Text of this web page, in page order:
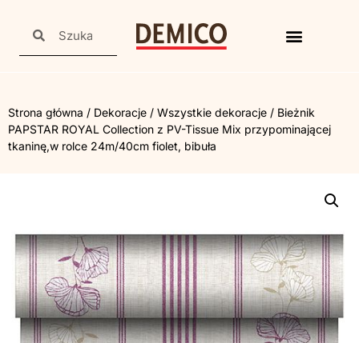
Strona główna / Dekoracje / Wszystkie dekoracje / Bieżnik
PAPSTAR ROYAL Collection z PV-Tissue Mix przypominającej
tkaninę,w rolce 24m/40cm fiolet, bibuła